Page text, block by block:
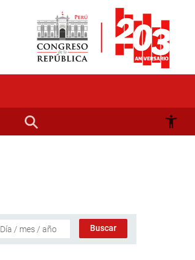
Día / mes / año